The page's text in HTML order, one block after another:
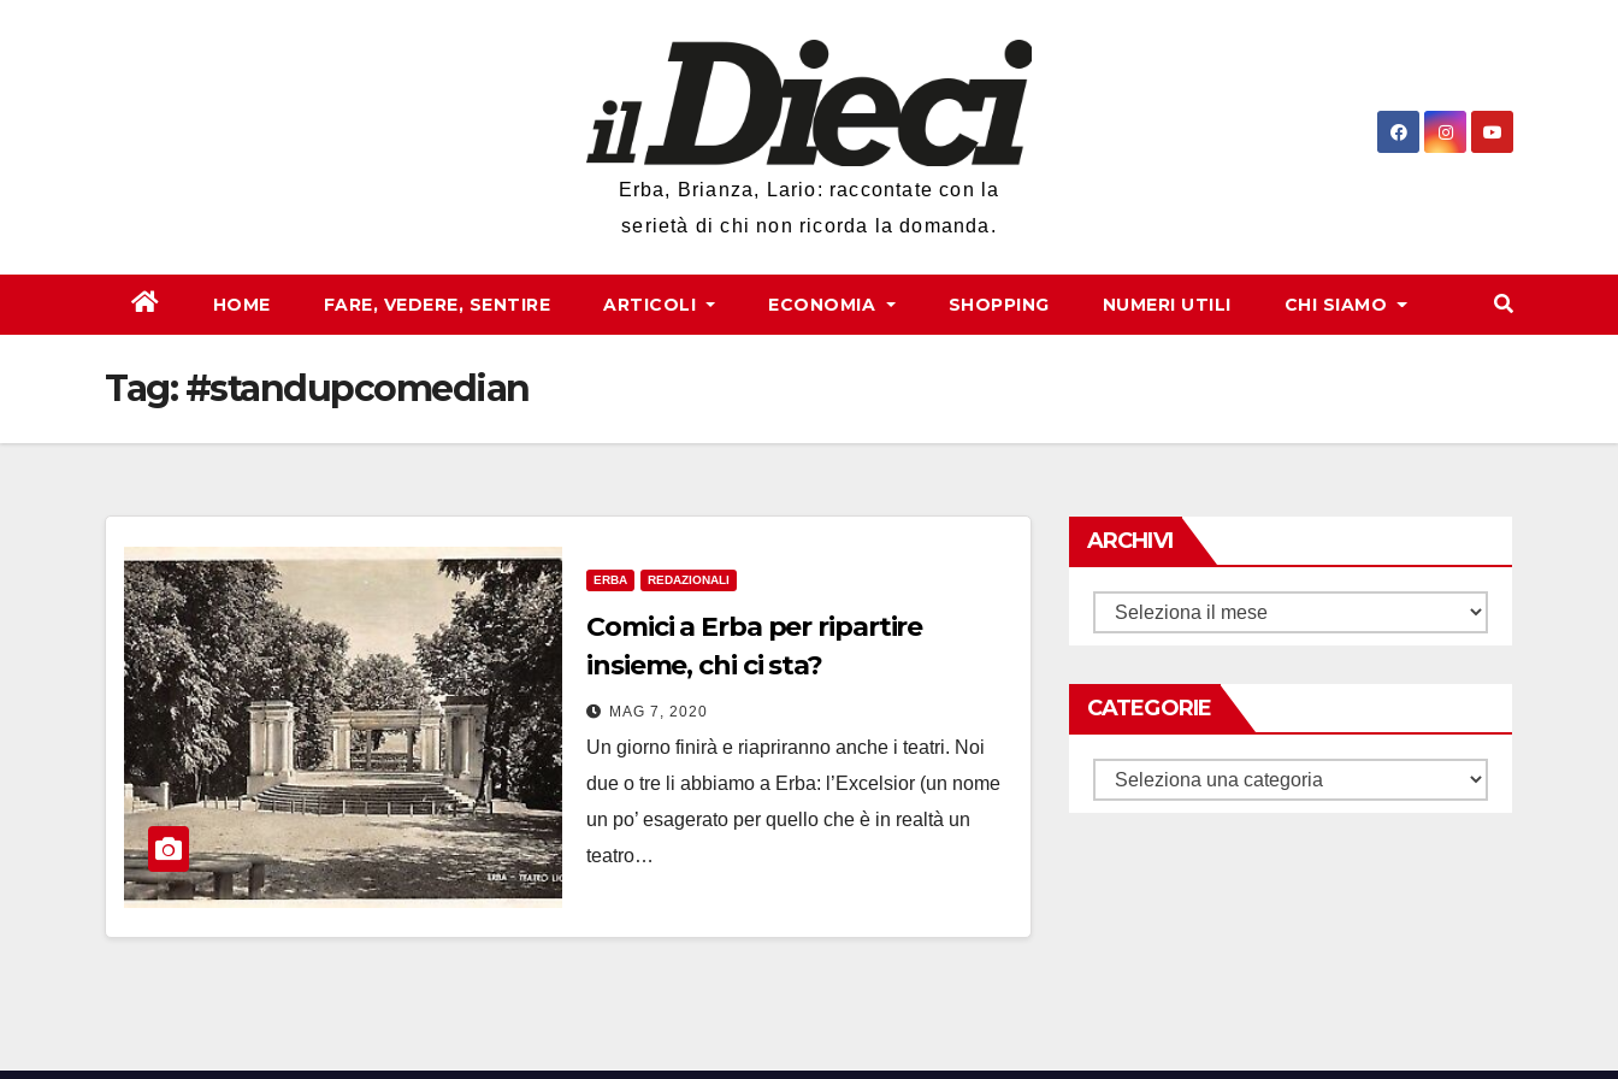
Erba, Brianza, Lario: raccontate con la
serietà di chi non ricorda la domanda.
HOME FARE, VEDERE, SENTIRE ARTICOLI ECONOMIA SHOPPING NUMERI UTILI CHI SIAMO
Tag:#standupcomedian
ERBA REDAZIONALI
Comici a Erba per ripartire
insieme, chi ci sta?
MAG 7, 2020
Un giorno finirà e riapriranno anche i teatri. Noi
due o tre li abbiamo a Erba: l’Excelsior (un nome
un po’ esagerato per quello che è in realtà un
teatro…
ARCHIVI
Archivi
CATEGORIE
Categorie